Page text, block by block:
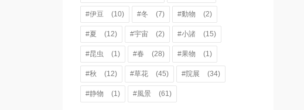
#伊豆 (10) #冬 (7) #動物 (2)
#夏 (12) #宇宙 (2) #小諸 (15)
#昆虫 (1) #春 (28) #果物 (1)
#秋 (12) #草花 (45) #院展 (34)
#静物 (1) #風景 (61)